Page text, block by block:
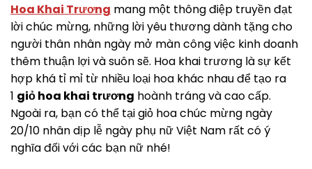
Hoa Khai Trương mang một thông điệp truyền đạt
lời chúc mừng, những lời yêu thương dành tặng cho
người thân nhân ngày mở màn công việc kinh doanh
thêm thuận lợi và suôn sẽ. Hoa khai trương là sự kết
hợp khá tỉ mỉ từ nhiều loại hoa khác nhau để tạo ra
1 giỏ hoa khai trương hoành tráng và cao cấp.
Ngoài ra, bạn có thể tại giỏ hoa chúc mừng ngày
20/10 nhân dịp lễ ngày phụ nữ Việt Nam rất có ý
nghĩa đối với các bạn nữ nhé!